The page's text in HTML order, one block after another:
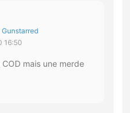
Gunstarred
16:50
mais une merde